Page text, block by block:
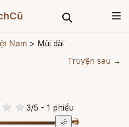
Nam > Mũi dài
Truyện sau →
3/5 - 1 phiếu
🌙 🖶